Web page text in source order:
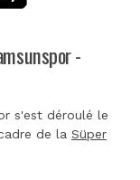
-
s'est déroulé le
de la Süper